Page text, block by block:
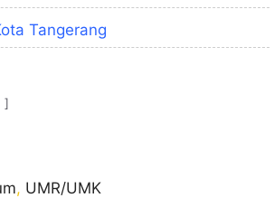
Tangerang
, UMR/UMK